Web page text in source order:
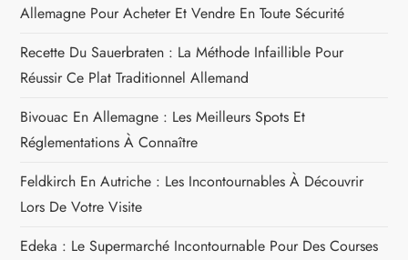
Allemagne Pour Acheter Et Vendre En Toute Sécurité
Recette Du Sauerbraten : La Méthode Infaillible Pour
Réussir Ce Plat Traditionnel Allemand
Bivouac En Allemagne : Les Meilleurs Spots Et
Réglementations À Connaître
Feldkirch En Autriche : Les Incontournables À Découvrir
Lors De Votre Visite
Edeka : Le Supermarché Incontournable Pour Des Courses